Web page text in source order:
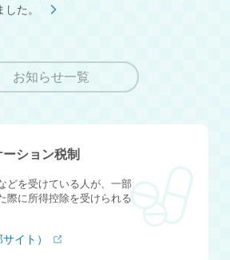
た。
お知らせ一覧
ション税制
どを受けている人が、一部
際に所得控除を受けられる
イト）